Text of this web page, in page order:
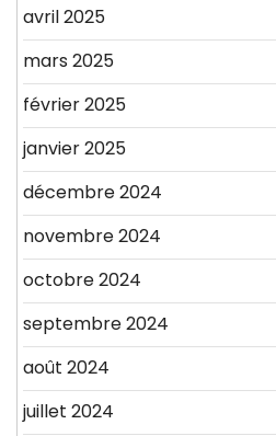
avril 2025
mars 2025
février 2025
janvier 2025
décembre 2024
novembre 2024
octobre 2024
septembre 2024
août 2024
juillet 2024